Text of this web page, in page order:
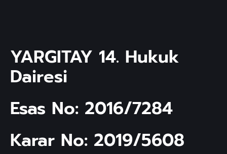
YARGITAY 14. Hukuk
Dairesi
Esas No: 2016/7284
Karar No: 2019/5608